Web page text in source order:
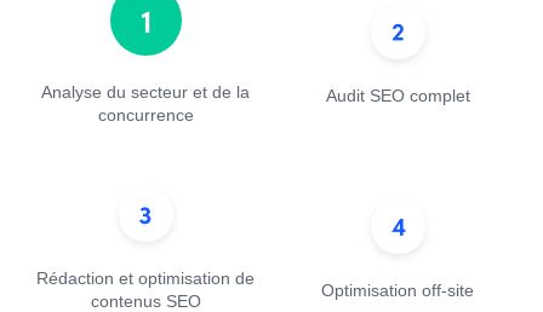
Analyse du secteur et de la
concurrence
Audit SEO complet
Rédaction et optimisation de
contenus SEO
Optimisation off-site